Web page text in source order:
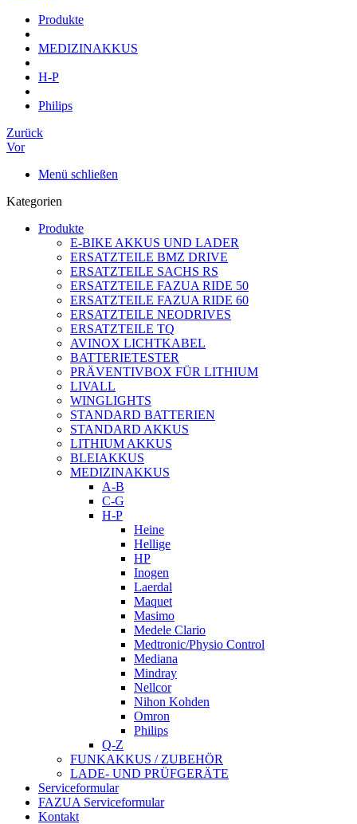
Produkte
MEDIZINAKKUS
H-P
Philips
Zurück
Vor
Menü schließen
Kategorien
Produkte
E-BIKE AKKUS UND LADER
ERSATZTEILE BMZ DRIVE
ERSATZTEILE SACHS RS
ERSATZTEILE FAZUA RIDE 50
ERSATZTEILE FAZUA RIDE 60
ERSATZTEILE NEODRIVES
ERSATZTEILE TQ
AVINOX LICHTKABEL
BATTERIETESTER
PRÄVENTIVBOX FÜR LITHIUM
LIVALL
WINGLIGHTS
STANDARD BATTERIEN
STANDARD AKKUS
LITHIUM AKKUS
BLEIAKKUS
MEDIZINAKKUS
A-B
C-G
H-P
Heine
Hellige
HP
Inogen
Laerdal
Maquet
Masimo
Medele Clario
Medtronic/Physio Control
Mediana
Mindray
Nellcor
Nihon Kohden
Omron
Philips
Q-Z
FUNKAKKUS / ZUBEHÖR
LADE- UND PRÜFGERÄTE
Serviceformular
FAZUA Serviceformular
Kontakt